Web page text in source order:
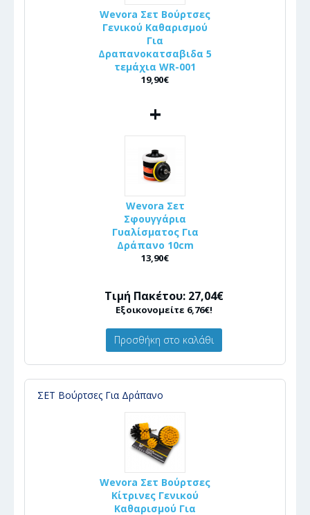
Wevora Σετ Βούρτσες
Γενικού Καθαρισμού
Για
Δραπανοκατσαβιδα 5
τεμάχια WR-001
19,90€
+
Wevora Σετ
Σφουγγάρια
Γυαλίσματος Για
Δράπανο 10cm
13,90€
Τιμή Πακέτου: 27,04€
Εξοικονομείτε 6,76€!
Προσθήκη στο καλάθι
ΣΕΤ Βούρτσες Για Δράπανο
Wevora Σετ Βούρτσες
Κίτρινες Γενικού
Καθαρισμού Για